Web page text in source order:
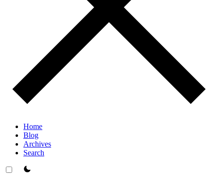
Home
Blog
Archives
Search
theme switcher